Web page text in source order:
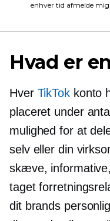
enhver tid afmelde mig.
Hvad er
Hver TikTokkonto
placeret under
mulighed for at
selv eller din
skæve,
taget
dit brands